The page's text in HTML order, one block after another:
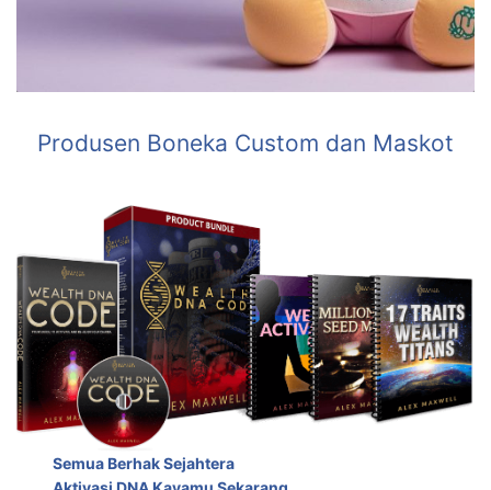
Produsen Boneka Custom dan Maskot
Semua Berhak Sejahtera